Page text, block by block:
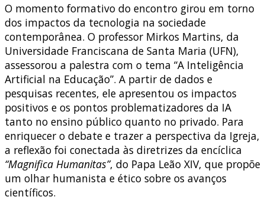
O momento formativo do encontro girou em torno
dos impactos da tecnologia na sociedade
contemporânea. O professor Mirkos Martins, da
Universidade Franciscana de Santa Maria (UFN),
assessorou a palestra com o tema “A Inteligência
Artificial na Educação”. A partir de dados e
pesquisas recentes, ele apresentou os impactos
positivos e os pontos problematizadores da IA
tanto no ensino público quanto no privado. Para
enriquecer o debate e trazer a perspectiva da Igreja,
a reflexão foi conectada às diretrizes da encíclica
“Magnifica Humanitas”, do Papa Leão XIV, que propõe
um olhar humanista e ético sobre os avanços
científicos.